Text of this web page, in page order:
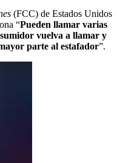
(FCC) de Estados Unidos
“Pueden llamar varias
vuelva a llamar y
parte al estafador”.